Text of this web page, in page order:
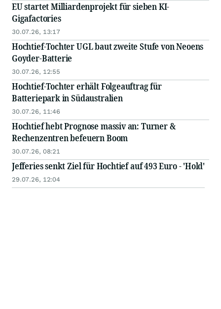
EU startet Milliardenprojekt für sieben KI-
Gigafactories
30.07.26, 13:17
Hochtief-Tochter UGL baut zweite Stufe von Neoens
Goyder-Batterie
30.07.26, 12:55
Hochtief-Tochter erhält Folgeauftrag für
Batteriepark in Südaustralien
30.07.26, 11:46
Hochtief hebt Prognose massiv an: Turner &
Rechenzentren befeuern Boom
30.07.26, 08:21
Jefferies senkt Ziel für Hochtief auf 493 Euro - 'Hold'
29.07.26, 12:04